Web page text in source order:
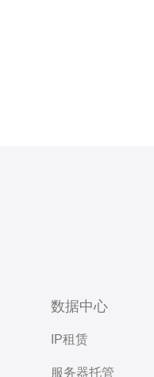
数据中心
IP租赁
服务器托管